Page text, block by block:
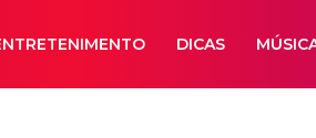
DICAS